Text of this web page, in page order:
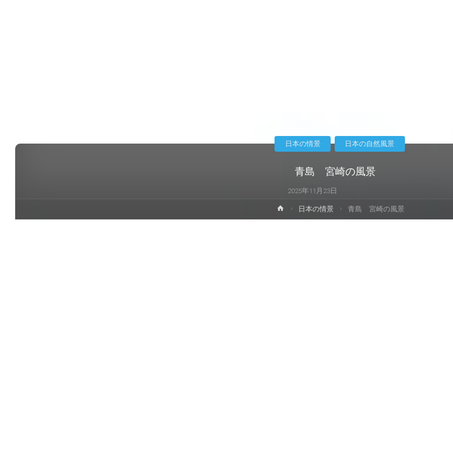
青島 宮崎の風景
2025年11月23日
日本の情景 日本の自然風景
ホ
ー
日本の情景 青島 宮崎の風景